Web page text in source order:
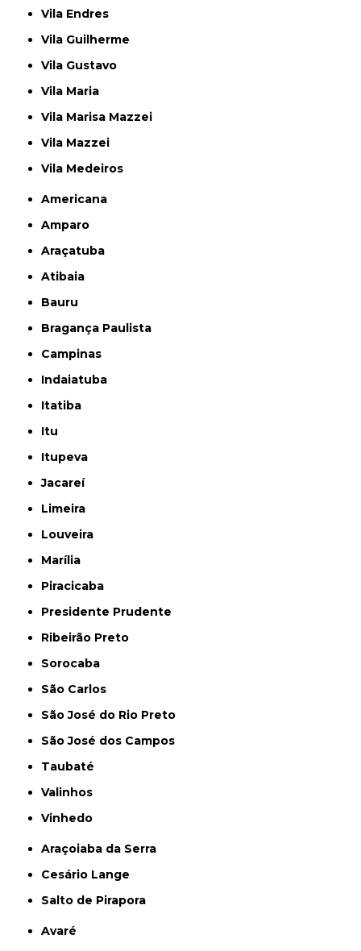
Vila Endres
Vila Guilherme
Vila Gustavo
Vila Maria
Vila Marisa Mazzei
Vila Mazzei
Vila Medeiros
Americana
Amparo
Araçatuba
Atibaia
Bauru
Bragança Paulista
Campinas
Indaiatuba
Itatiba
Itu
Itupeva
Jacareí
Limeira
Louveira
Marília
Piracicaba
Presidente Prudente
Ribeirão Preto
Sorocaba
São Carlos
São José do Rio Preto
São José dos Campos
Taubaté
Valinhos
Vinhedo
Araçoiaba da Serra
Cesário Lange
Salto de Pirapora
Avaré